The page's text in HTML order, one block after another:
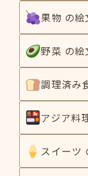
果物 の
野菜 の
調理済み
アジア料
スイーツ